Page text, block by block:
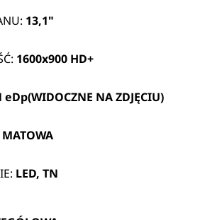
13,1"
1600x900 HD+
eDp(WIDOCZNE NA ZDJĘCIU)
MATOWA
LED, TN